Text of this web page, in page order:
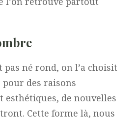
pas né rond, on l’a choisit
des raisons
esthétiques, de nouvelles
Cette forme là, nous